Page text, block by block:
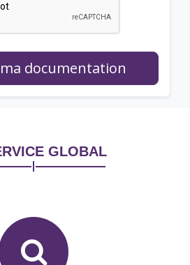
documentation
GLOBAL